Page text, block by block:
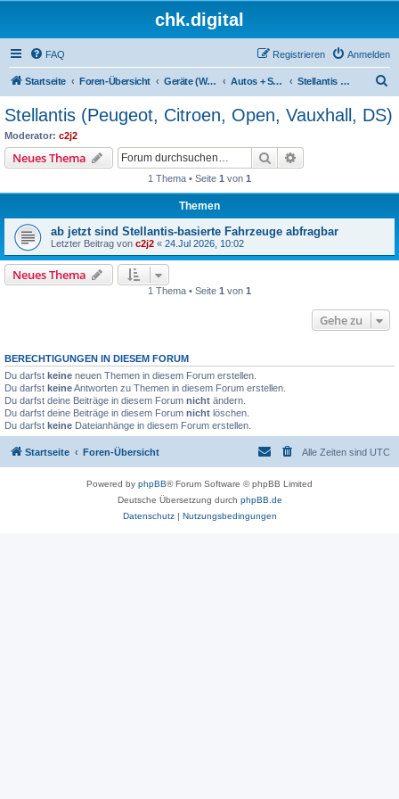
chk.digital
FAQ Anmelden
Registrieren
Startseite Foren-Übersicht Geräte (Wallboxen, Stromquellen, Autos) Autos + SoC-Abfragen Stellantis (Peugeot, Citroen, Open, Vauxhall, DS)
c
Stellantis (Peugeot, Citroen, Open, Vauxhall, DS)
Moderator: c2j2
Neues Thema Suche
1 Thema • Seite 1 von 1
Themen
ab jetzt sind Stellantis-basierte Fahrzeuge abfragbar
Letzter Beitrag von c2j2 « 24.Jul 2026, 10:02
Neues Thema
1 Thema • Seite 1 von 1
Gehe zu
BERECHTIGUNGEN IN DIESEM FORUM
Du darfst keine neuen Themen in diesem Forum erstellen.
Du darfst keineAntworten zu Themen in diesem Forum erstellen.
Du darfst deine Beiträge in diesem Forum nicht ändern.
Du darfst deine Beiträge in diesem Forum nicht löschen.
Du darfst keine Dateianhänge in diesem Forum erstellen.
Startseite Foren-Übersicht Alle Zeiten sind UTC
Powered by phpBB® Forum Software © phpBB Limited
Deutsche Übersetzung durch phpBB.de
Datenschutz| Nutzungsbedingungen